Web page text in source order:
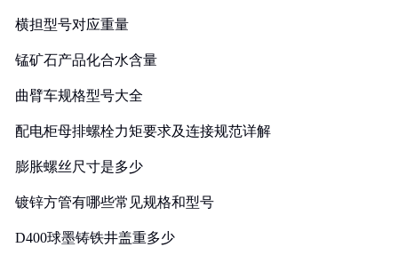
横担型号对应重量
锰矿石产品化合水含量
曲臂车规格型号大全
配电柜母排螺栓力矩要求及连接规范详解
膨胀螺丝尺寸是多少
镀锌方管有哪些常见规格和型号
D400球墨铸铁井盖重多少